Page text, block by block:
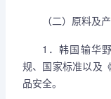
（二）原料及产
1．韩国输华野
规、国家标准以及
品安全。